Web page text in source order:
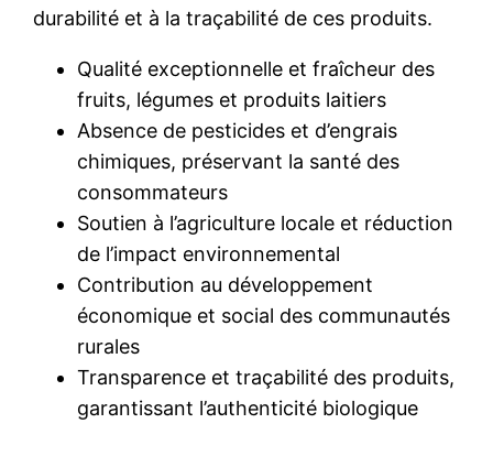
durabilité et à la traçabilité de ces produits.
Qualité exceptionnelle et fraîcheur des
fruits, légumes et produits laitiers
Absence de pesticides et d’engrais
chimiques, préservant la santé des
consommateurs
Soutien à l’agriculture locale et réduction
de l’impact environnemental
Contribution au développement
économique et social des communautés
rurales
Transparence et traçabilité des produits,
garantissant l’authenticité biologique